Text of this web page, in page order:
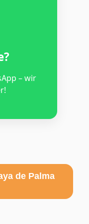
– wir
de Palma